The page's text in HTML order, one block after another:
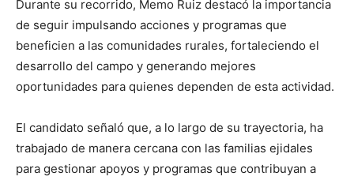
Durante su recorrido, Memo Ruiz destacó la importancia
de seguir impulsando acciones y programas que
beneficien a las comunidades rurales, fortaleciendo el
desarrollo del campo y generando mejores
oportunidades para quienes dependen de esta actividad.
El candidato señaló que, a lo largo de su trayectoria, ha
trabajado de manera cercana con las familias ejidales
para gestionar apoyos y programas que contribuyan a